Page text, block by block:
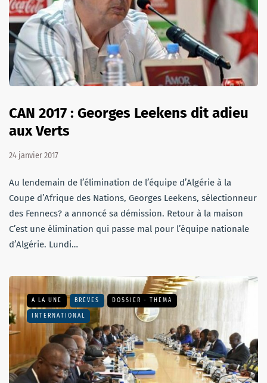
CAN 2017 : Georges Leekens dit adieu
aux Verts
24 janvier 2017
Au lendemain de l’élimination de l’équipe d’Algérie à la
Coupe d’Afrique des Nations, Georges Leekens, sélectionneur
des Fennecs? a annoncé sa démission. Retour à la maison
C’est une élimination qui passe mal pour l’équipe nationale
d’Algérie. Lundi…
A LA UNE BRÈVES DOSSIER - THEMA
INTERNATIONAL